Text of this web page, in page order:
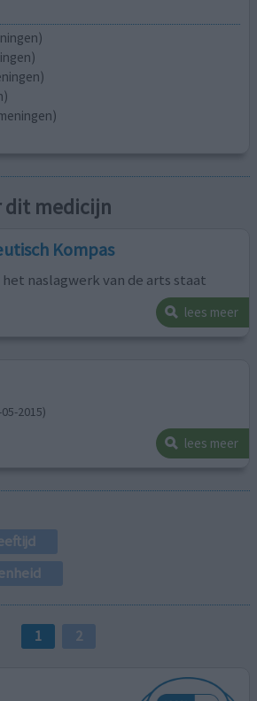
dit medicijn
Kompas
naslagwerk van de arts staat
lees meer
2015)
lees meer
1 2